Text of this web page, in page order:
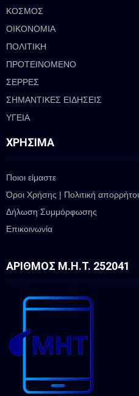
ΚΟΣΜΟΣ
ΟΙΚΟΝΟΜΙΑ
ΠΟΛΙΤΙΚΗ
ΠΡΟΤΕΙΝΟΜΕΝΟ
ΣΕΡΡΕΣ
ΣΗΜΑΝΤΙΚΕΣ ΕΙΔΗΣΕΙΣ
ΥΓΕΙΑ
ΧΡΉΣΙΜΑ
Ποιοι είμαστε
Όροι Χρήσης | Πολιτική
Δήλωση Συμμόρφωσης
Επικοινωνία
ΑΡΙΘΜΌΣ Μ.Η.Τ. 252041